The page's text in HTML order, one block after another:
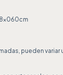
pueden